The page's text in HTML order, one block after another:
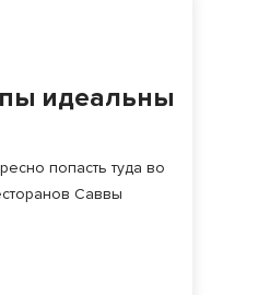
идеальны
попасть туда во
Саввы